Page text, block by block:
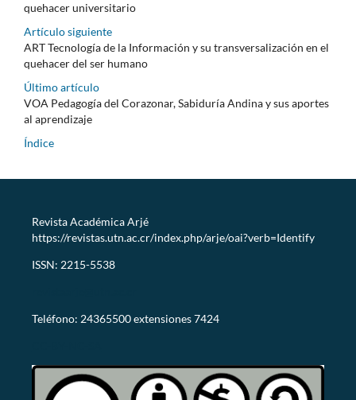
quehacer universitario
Artículo siguiente
ART Tecnología de la Información y su transversalización en el
quehacer del ser humano
Último artículo
VOA Pedagogía del Corazonar, Sabiduría Andina y sus aportes
al aprendizaje
Índice
Revista Académica Arjé
https://revistas.utn.ac.cr/index.php/arje/oai?verb=Identify
ISSN: 2215-5538
Teléfono: 24365500 extensiones 7424